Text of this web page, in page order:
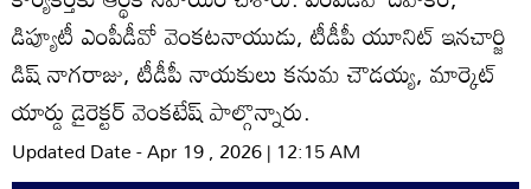
డిప్యూటీ ఎంపీడీవో వెంకటనాయుడు, టీడీపీ యూనిట్‌ ఇనచార్జి
డిష్‌ నాగరాజు, టీడీపీ నాయకులు కనుమ చౌడయ్య, మార్కెట్‌
యార్డు డైరెక్టర్‌ వెంకటేష్‌ పాల్గొన్నారు.
Updated Date - Apr 19 , 2026 | 12:15 AM